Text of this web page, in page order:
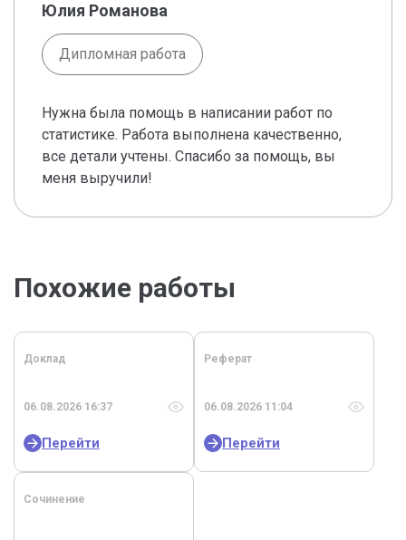
Юлия Романова
Дипломная работа
Нужна была помощь в написании работ по
статистике. Работа выполнена качественно,
все детали учтены. Спасибо за помощь, вы
меня выручили!
Похожие работы
Доклад
06.08.2026 16:37
Перейти
Реферат
06.08.2026 11:04
Перейти
Сочинение